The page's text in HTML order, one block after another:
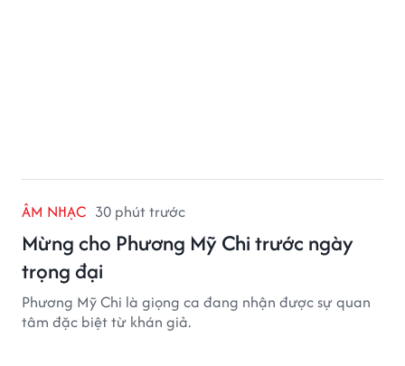
ÂM NHẠC 30 phút trước
Mừng cho Phương Mỹ Chi trước ngày
trọng đại
Phương Mỹ Chi là giọng ca đang nhận được sự quan
tâm đặc biệt từ khán giả.